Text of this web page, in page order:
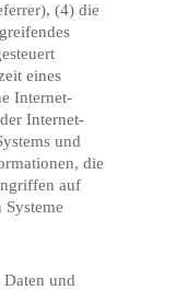
(4) die
eines
Internet-
Internet-
und
die
auf
und